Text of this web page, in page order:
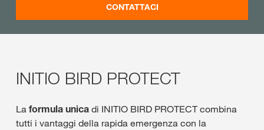
CONTATTACI
INITIO BIRD PROTECT
La formula unica di INITIO BIRD PROTECT combina
tutti i vantaggi della rapida emergenza con la